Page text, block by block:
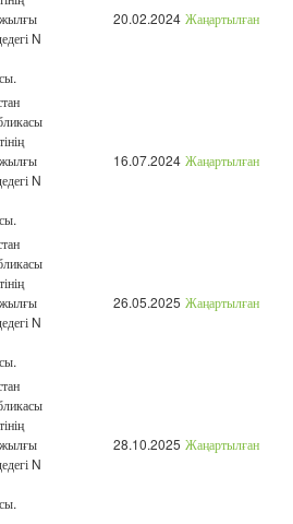
N
20.02.2024 Жаңартылған
N
16.07.2024 Жаңартылған
N
26.05.2025 Жаңартылған
N
28.10.2025 Жаңартылған